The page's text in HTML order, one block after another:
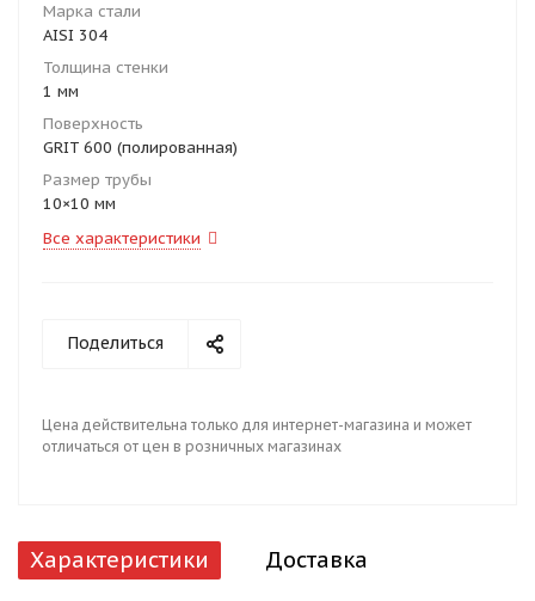
Марка стали
AISI 304
Толщина стенки
1 мм
Поверхность
GRIT 600 (полированная)
Размер трубы
10×10 мм
Все характеристики
Поделиться
Цена действительна только для интернет-магазина и может
отличаться от цен в розничных магазинах
Характеристики Доставка